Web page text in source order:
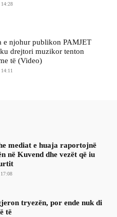
14:28
e njohur publikon PAMJET
drejtori muzikor tenton
të (Video)
mediat e huaja raportojnë
në Kuvend dhe vezët që iu
tryezën, por ende nuk di
të